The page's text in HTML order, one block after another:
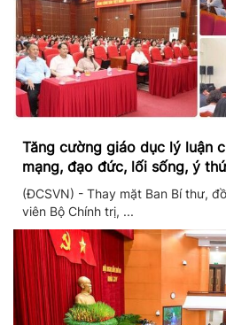
Tăng cường giáo dục lý luận
mạng, đạo đức, lối sống, ý
thống giáo dục quốc dân
(ĐCSVN) - Thay mặt Ban Bí thư,
viên Bộ Chính trị, ...